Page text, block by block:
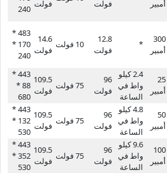
أمبير
فولت
فولت 240
300
أمبير
*
12.8
فولت
10 فولت
14.6
فولت
483 *
170 *
240
25
أمبير
2.4 كيلو
واط في
الساعة
96
فولت
75 فولت
109.5
فولت
443 *
88 *
680
50
أمبير
4.8 كيلو
واط في
الساعة
96
فولت
75 فولت
109.5
فولت
443 *
132 *
530
100
أمبير
9.6 كيلو
واط في
الساعة
96
فولت
75 فولت
109.5
فولت
443 *
352 *
530